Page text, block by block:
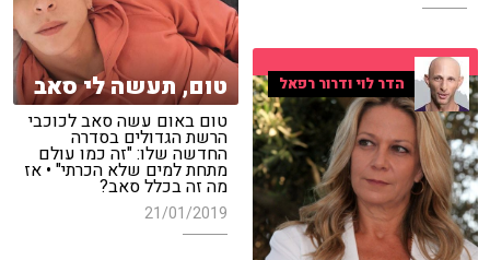
טום, תעשה לי סאב
טום באום עשה סאב לכוכבי
הרשת הגדולים בסדרה
החדשה שלו: "זה כמו עולם
מתחת למים שלא הכרתי" • אז
מה זה בכלל סאב?
21/01/2019
הדר לוי ודרור רפאל